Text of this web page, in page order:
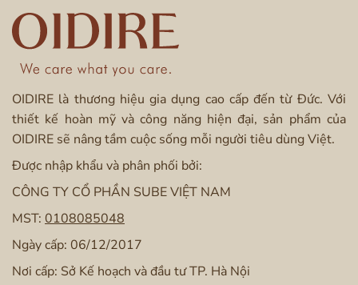
OIDIRE là thương hiệu gia dụng cao cấp đến từ Đức. Với
thiết kế hoàn mỹ và công năng hiện đại, sản phẩm của
OIDIRE sẽ nâng tầm cuộc sống mỗi người tiêu dùng Việt.
Được nhập khẩu và phân phối bởi:
CÔNG TY CỔ PHẦN SUBE VIỆT NAM
MST: 0108085048
Ngày cấp: 06/12/2017
Nơi cấp: Sở Kế hoạch và đầu tư TP. Hà Nội